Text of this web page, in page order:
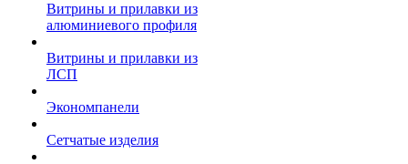
Витрины и прилавки из
алюминиевого профиля
Витрины и прилавки из
ЛСП
Экономпанели
Сетчатые изделия